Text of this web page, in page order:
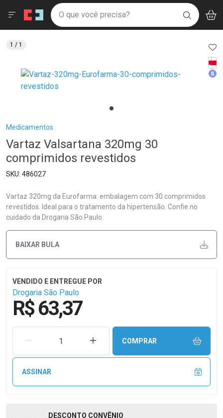
Drogaria São Paulo
Ir direto para a home
pela página
Ir direto para o conteúdo
Ir direto para a busca
Ir direto para a conta
Ir direto para a notificações
Ir direto para o carrinho
Ir direto para o menu
Faça a sua busca
O que você precisa? BUSCAR
Menu
Breadcrumb
Medicamentos
Vartaz Valsartana 320mg 30
comprimidos revestidos
486027
Vartaz 320mg da Eurofarma: embalagem com 30 comprimidos
revestidos. Ideal para o tratamento da hipertensão. Confie no
cuidado da Drogaria São Paulo.
BAIXAR BULA
Drogaria São Paulo
R$ 63,37
REMOVER UMA UNIDADEAUMENTAR UMA UNIDADE
COMPRAR
ASSINAR
DESCONTO CONVÊNIO
1 / 1